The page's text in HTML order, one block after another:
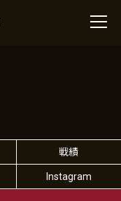
戦績
Instagram